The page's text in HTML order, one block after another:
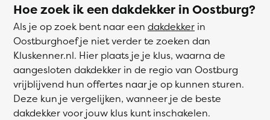
Hoe zoek ik een dakdekker in Oostburg?
Als je op zoek bent naar een dakdekker in
Oostburghoef je niet verder te zoeken dan
Kluskenner.nl. Hier plaats je je klus, waarna de
aangesloten dakdekker in de regio van Oostburg
vrijblijvend hun offertes naar je op kunnen sturen.
Deze kun je vergelijken, wanneer je de beste
dakdekker voor jouw klus kunt inschakelen.